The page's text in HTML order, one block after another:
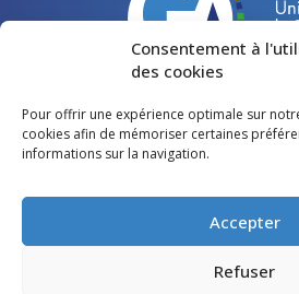
Consentement à
des cookies
Pour offrir une expérience optimale sur
cookies afin de mémoriser certaines
informations sur la navigation.
Accepter
Refuser
Accueil
Votre canton
Lire et voir
Agir